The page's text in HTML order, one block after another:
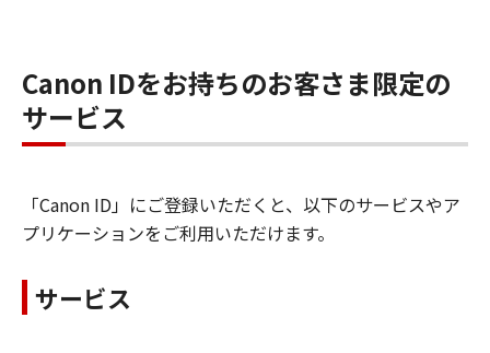
Canon IDをお持ちのお客さま限定の
サービス
「Canon ID」にご登録いただくと、以下のサービスやア
プリケーションをご利用いただけます。
サービス